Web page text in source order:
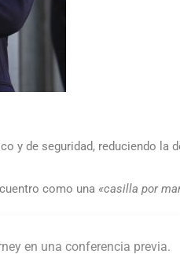
y de seguridad, reduciendo la
como una «casilla por
en una conferencia previa.